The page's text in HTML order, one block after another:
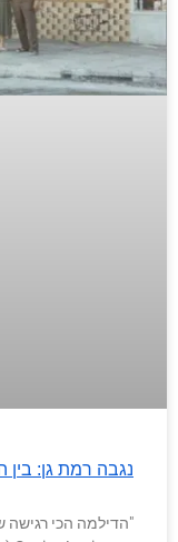
נגבה רמת גן:
"הדילמה הכי